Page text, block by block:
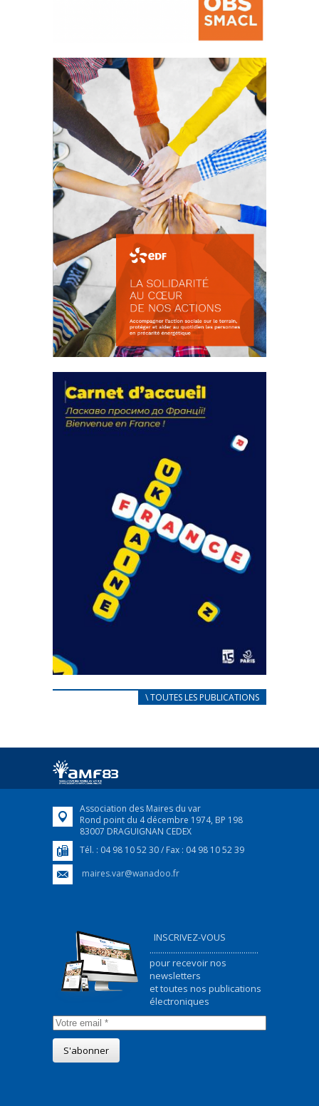
La prévention des conflits
d’intérêts
18 septembre 2023
FEUILLETER
actions
18 septembre 2023
FEUILLETER
CARNET D’ACCUEIL
Afin d’accompagner au mieux les réfugiés
FEUILLETER
\ TOUTES LES PUBLICATIONS
Association des Maires du var
Rond point du 4 décembre 1974, BP 198
83007 DRAGUIGNAN CEDEX
Tél. : 04 98 10 52 30 / Fax : 04 98 10 52 39
maires.var@wanadoo.fr
INSCRIVEZ-VOUS
...................................................
pour recevoir nos
newsletters
et toutes nos publications
électroniques